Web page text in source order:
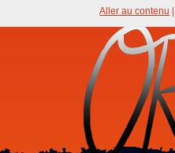
Aller au contenu